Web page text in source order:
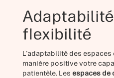
flexibilité
L'adaptabilité des
manière positive votre
patientèle. Les espaces de